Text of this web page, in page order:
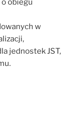
obiegu
w
jednostek JST,